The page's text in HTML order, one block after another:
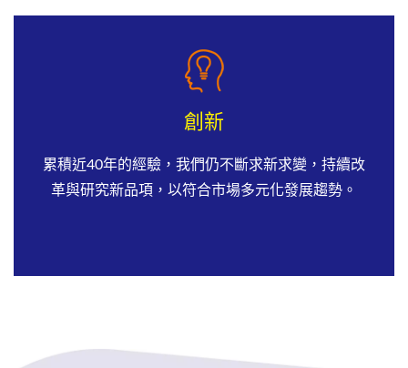
創新
累積近40年的經驗，我們仍不斷求新求變，持續改
革與研究新品項，以符合市場多元化發展趨勢。